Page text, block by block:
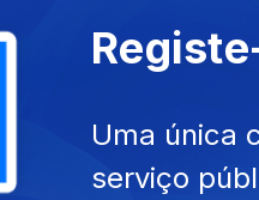
com o nome artístico
Vítor Rua (fundador de
várias geografias e
Uma única
serviço